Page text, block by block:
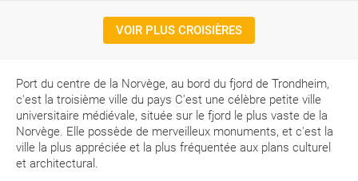
VOIR PLUS CROISIÈRES
Port du centre de la Norvège, au bord du fjord de Trondheim,
c'est la troisième ville du pays C'est une célèbre petite ville
universitaire médiévale, située sur le fjord le plus vaste de la
Norvège. Elle possède de merveilleux monuments, et c'est la
ville la plus appréciée et la plus fréquentée aux plans culturel
et architectural.